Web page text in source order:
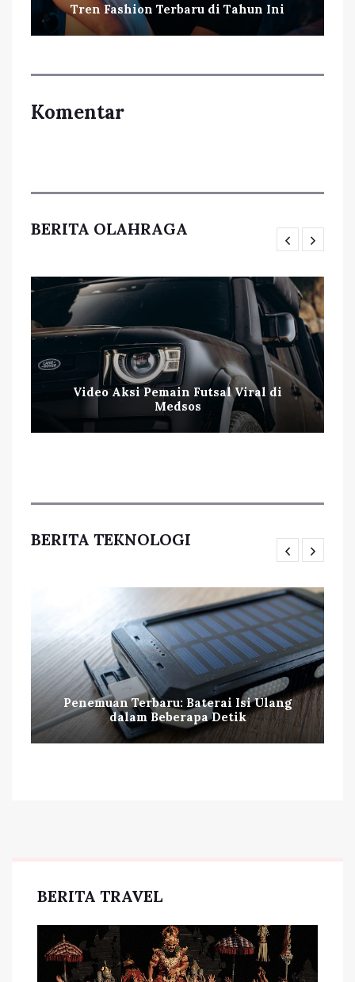
Tren Fashion Terbaru di Tahun Ini
Komentar
BERITA OLAHRAGA
Video Aksi Pemain Futsal Viral di
Medsos
BERITA TEKNOLOGI
Penemuan Terbaru: Baterai Isi Ulang
dalam Beberapa Detik
BERITA TRAVEL